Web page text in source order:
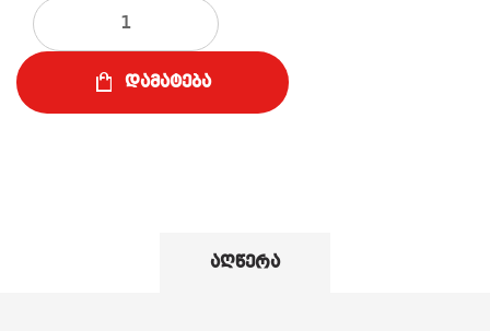
რაოდენობა
დამატება
აღწერა